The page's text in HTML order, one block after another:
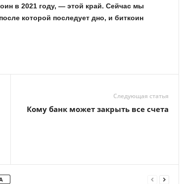
в 2021 году, — этой край. Сейчас мы
которой последует дно, и биткоин
Следующая статья
Кому банк может закрыть все счета